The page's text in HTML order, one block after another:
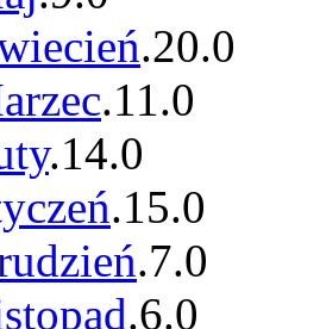
.20.0
.11.0
.14.0
.15.0
.7.0
.6.0